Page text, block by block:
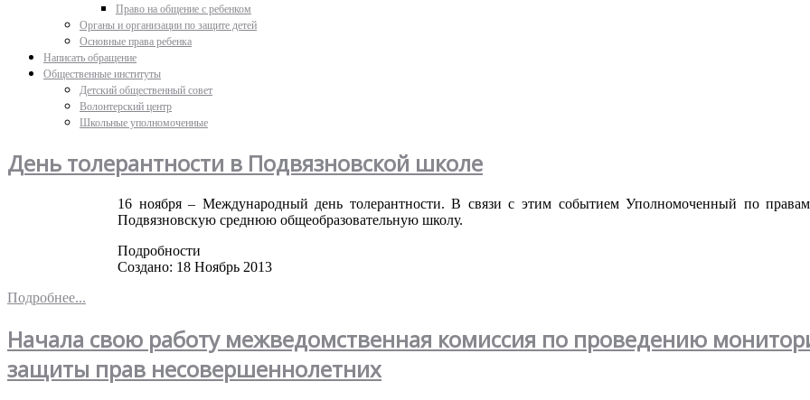
Право на общение с ребенком
Органы и организации по защите детей
Основные права ребенка
Написать обращение
Общественные институты
Детский общественный совет
Волонтерский центр
Школьные уполномоченные
День толерантности в Подвязновской школе
16 ноября– Международный день толерантности. В связи сэтим событием Уполномоченный по правам
Подвязновскую среднюю общеобразовательную школу.
Подробности
Создано: 18 Ноябрь 2013
Подробнее...
Начала свою работу межведомственная комиссия по проведению
защиты прав несовершеннолетних